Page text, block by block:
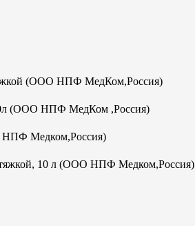
(ООО НПФ МедКом,Россия)
(ООО НПФ МедКом ,Россия)
НПФ Медком,Россия)
10 л (ООО НПФ Медком,Россия)